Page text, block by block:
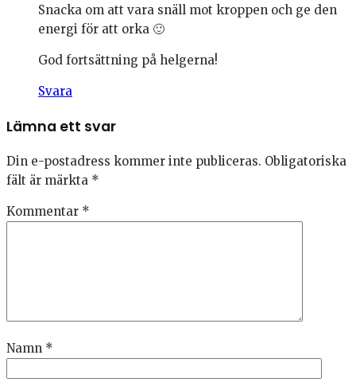
Snacka om att vara snäll mot kroppen och ge den
energi för att orka 🙂
God fortsättning på helgerna!
Svara
Lämna ett svar
Din e-postadress kommer inte publiceras. Obligatoriska
fält är märkta *
Kommentar *
Namn *